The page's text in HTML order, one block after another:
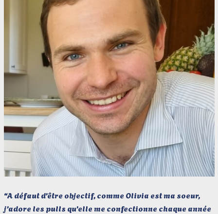
“A défaut d’être objectif, comme Olivia est ma soeur,
j’adore les pulls qu’elle me confectionne chaque année